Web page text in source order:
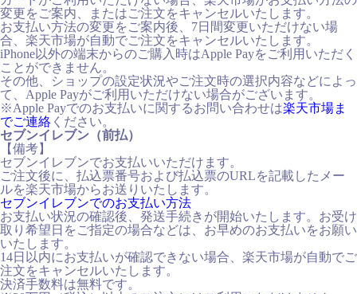
変更をご案内、またはご注文をキャンセルいたします。
お支払い方法の変更をご案内後、7日間変更いただけない場
合、楽天市場が自動でご注文をキャンセルいたします。
iPhone以外の端末からのご購入時はApple Payをご利用いただく
ことができません。
その他、ショップの設定状況やご注文時の選択内容などによっ
て、Apple Payがご利用いただけない場合がございます。
※Apple Payでのお支払いに関するお問い合わせは楽天市場ま
でご連絡 ください。
セブンイレブン（前払）
【備考】
セブンイレブンでお支払いいただけます。
ご注文後に、払込票番号および払込票のURLを記載したメー
ルを楽天市場からお送りいたします。
セブンイレブンでのお支払い方法
お支払い状況の確認後、発送手続きが開始いたします。お受け
取り希望日をご指定の場合などは、お早めのお支払いをお願い
いたします。
14日以内にお支払いが確認できない場合、楽天市場が自動でご
注文をキャンセルいたします。
決済手数料は無料です。